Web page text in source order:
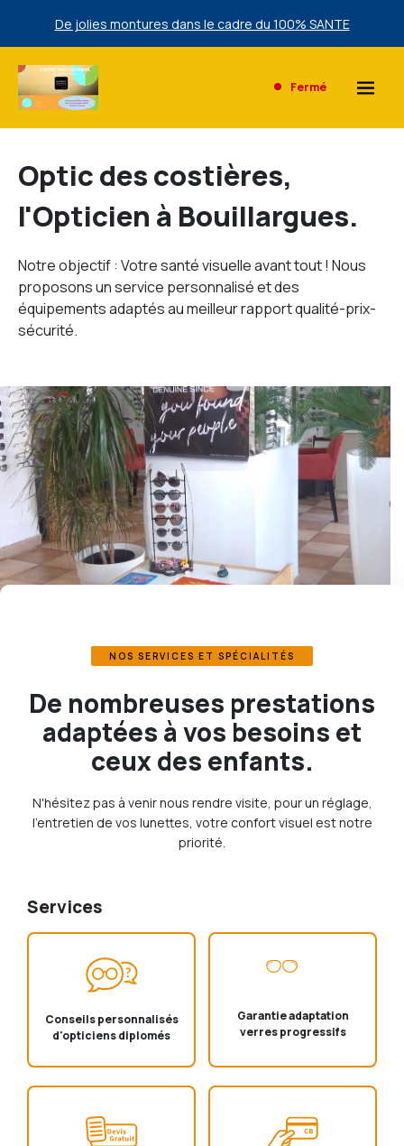
exclusivement en magasin.
De jolies montures dans le cadre du 100% SANTE
Une sélection de lunettes de Soleil Ray Ban à prix bas
exclusivement en magasin.
Fermé
Optic des costières,
l'Opticien à Bouillargues.
Notre objectif : Votre santé visuelle avant tout ! Nous
proposons un service personnalisé et des
équipements adaptés au meilleur rapport qualité-prix-
sécurité.
NOS SERVICES ET SPÉCIALITÉS
De nombreuses prestations
adaptées à vos besoins et
ceux des enfants.
N'hésitez pas à venir nous rendre visite, pour un réglage,
l'entretien de vos lunettes, votre confort visuel est notre
priorité.
Services
Conseils personnalisés
d'opticiens diplomés
Garantie adaptation
verres progressifs